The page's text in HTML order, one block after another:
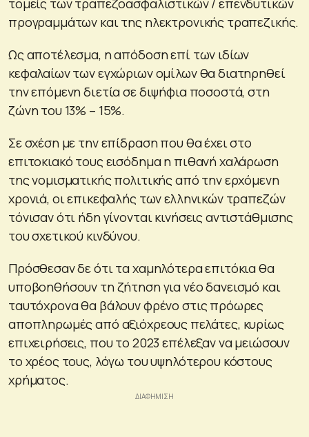
προγραμμάτων και της ηλεκτρονικής τραπεζικής.
Ως αποτέλεσμα, η απόδοση επί των ιδίων
κεφαλαίων των εγχώριων ομίλων θα διατηρηθεί
την επόμενη διετία σε διψήφια ποσοστά, στη
ζώνη του 13% – 15%.
Σε σχέση με την επίδραση που θα έχει στο
επιτοκιακό τους εισόδημα η πιθανή χαλάρωση
της νομισματικής πολιτικής από την ερχόμενη
χρονιά, οι επικεφαλής των ελληνικών τραπεζών
τόνισαν ότι ήδη γίνονται κινήσεις αντιστάθμισης
του σχετικού κινδύνου.
Πρόσθεσαν δε ότι τα χαμηλότερα επιτόκια θα
υποβοηθήσουν τη ζήτηση για νέο δανεισμό και
ταυτόχρονα θα βάλουν φρένο στις πρόωρες
αποπληρωμές από αξιόχρεους πελάτες, κυρίως
επιχειρήσεις, που το 2023 επέλεξαν να μειώσουν
το χρέος τους, λόγω του υψηλότερου κόστους
χρήματος.